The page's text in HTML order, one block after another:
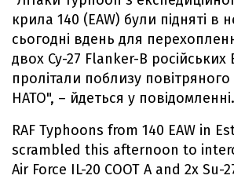
крила 140 (EAW) були підняті в
сьогодні вдень для
двох Су-27 Flanker-B російських
пролітали поблизу
НАТО", – йдеться у повідомленні.
RAF Typhoons from 140 EAW in
scrambled this afternoon to
Air Force IL-20 COOT A and 2x Su-